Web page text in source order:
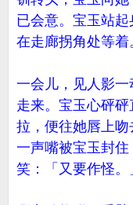
已会意。宝玉站起
在走廊拐角处等着
一会儿，见人影
走来。宝玉心砰
拉，便往她唇上
一声嘴被宝玉封
笑：「又要作怪。